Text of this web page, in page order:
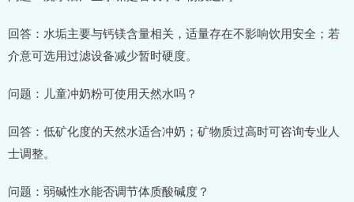
回答：水垢主要与钙镁含量相关，适量存在不影响饮用安全；若
介意可选用过滤设备减少暂时硬度。
问题：儿童冲奶粉可使用天然水吗？
回答：低矿化度的天然水适合冲奶；矿物质过高时可咨询专业人
士调整。
问题：弱碱性水能否调节体质酸碱度？